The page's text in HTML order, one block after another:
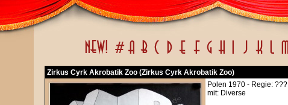
Zirkus Cyrk Akrobatik Zoo (Zirkus Cyrk Akrobatik Zoo)
Polen 1970 - Regie: ???
mit: Diverse